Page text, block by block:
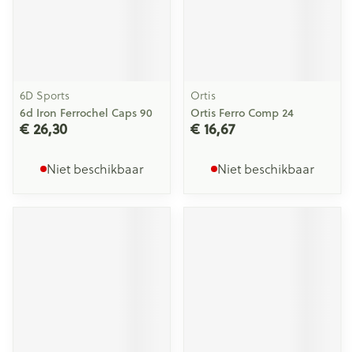
6D Sports
6d Iron Ferrochel Caps 90
€ 26,30
Niet beschikbaar
Ortis
Ortis Ferro Comp 24
€ 16,67
Niet beschikbaar